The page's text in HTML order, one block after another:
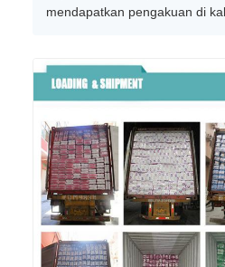
mendapatkan pengakuan di